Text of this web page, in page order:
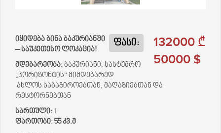
132000 ₾
50000 $
ფასი:
იყიდება ბინა ბაკურიანში
– საუკეთესო ლოკაცია!
მდებარეობა: ბაკურიანი, სასტუმრო
„ჰორიზონტის“ მიმდებარედ
ახლოს საბაგიროებთან, მაღაზიებთან და
რესტორნებთან
სართული: 1
ფართობი: 55 კვ.მ